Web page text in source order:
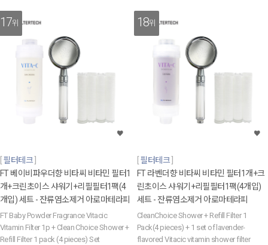
17위
필터테크
FT 베이비파우더향 비타씨 비타민 필터1
개+크린초이스 샤워기+리필필터1팩(4
개입) 세트 - 잔류염소제거 아로마테라피
FT Baby Powder Fragrance Vitacic
Vitamin Filter 1p + Clean Choice Shower +
Refill Filter 1 pack (4 pieces) Set
18위
필터테크
FT 라벤더향 비타씨 비타민 필터1개+크
린초이스 샤워기+리필필터1팩(4개입)
세트 - 잔류염소제거 아로마테라피
CleanChoice Shower + Refill Filter 1
Pack(4 pieces) + 1 set of lavender-
flavored Vitacic vitamin shower filter